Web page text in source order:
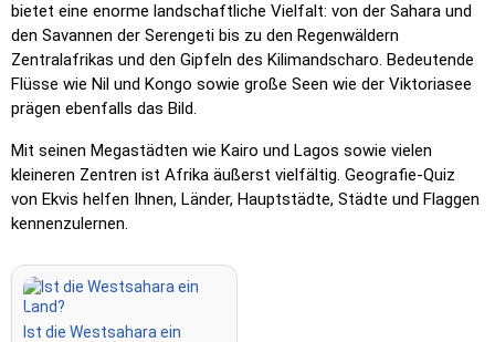
bietet eine enorme landschaftliche Vielfalt: von der Sahara und
den Savannen der Serengeti bis zu den Regenwäldern
Zentralafrikas und den Gipfeln des Kilimandscharo. Bedeutende
Flüsse wie Nil und Kongo sowie große Seen wie der Viktoriasee
prägen ebenfalls das Bild.
Mit seinen Megastädten wie Kairo und Lagos sowie vielen
kleineren Zentren ist Afrika äußerst vielfältig. Geografie-Quiz
von Ekvis helfen Ihnen, Länder, Hauptstädte, Städte und Flaggen
kennenzulernen.
Ist die Westsahara ein